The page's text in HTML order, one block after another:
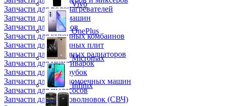
Запчасти для водонагревателей
Запчасти для кофемашин
Запчасти для кулеров
Запчасти для кухонных комбаинов
Запчасти для кухонных плит
Запчасти для масляных радиаторов
Запчасти для мультиварок
Запчасти для мясорубок
Запчасти для посудомоечных машин
Запчасти для пылесосов
Запчасти для микроволновок (СВЧ)
Vivo
OnePlus
Micromax
Infinix